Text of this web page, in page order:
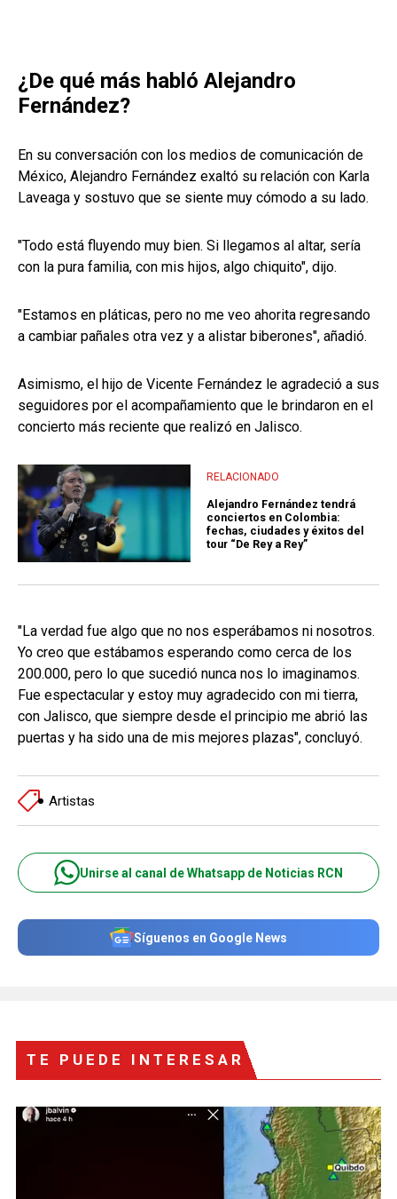
¿De qué más habló Alejandro
Fernández?
En su conversación con los medios de comunicación de
México, Alejandro Fernández exaltó su relación con Karla
Laveaga y sostuvo que se siente muy cómodo a su lado.
"Todo está fluyendo muy bien. Si llegamos al altar, sería
con la pura familia, con mis hijos, algo chiquito", dijo.
"Estamos en pláticas, pero no me veo ahorita regresando
a cambiar pañales otra vez y a alistar biberones", añadió.
Asimismo, el hijo de Vicente Fernández le agradeció a sus
seguidores por el acompañamiento que le brindaron en el
concierto más reciente que realizó en Jalisco.
RELACIONADO
Alejandro Fernández tendrá
conciertos en Colombia:
fechas, ciudades y éxitos del
tour “De Rey a Rey”
"La verdad fue algo que no nos esperábamos ni nosotros.
Yo creo que estábamos esperando como cerca de los
200.000, pero lo que sucedió nunca nos lo imaginamos.
Fue espectacular y estoy muy agradecido con mi tierra,
con Jalisco, que siempre desde el principio me abrió las
puertas y ha sido una de mis mejores plazas", concluyó.
Artistas
Unirse al canal de Whatsapp de Noticias RCN
Síguenos en Google News
TE PUEDE INTERESAR